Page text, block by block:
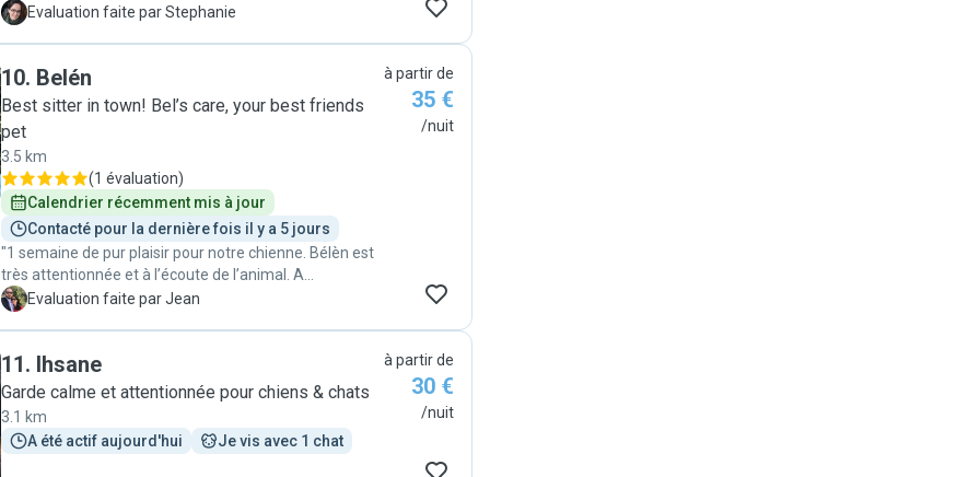
messages. Son apartment est grand et bel, avec
Nina la prochain fois que mon chat a besoin d'un
gardienne !"
S Evaluation faite par Stephanie
10. Belén
Best sitter in town! Bel’s care, your best friends
pet
3.5 km
(1 évaluation)
Calendrier récemment mis à jour
Contacté pour la dernière fois il y a 5 jours
"1 semaine de pur plaisir pour notre chienne. Bélèn est
très attentionnée et à l’écoute de l’animal. A
recommander à 1000% Encore Merci Bélèn "
J Evaluation faite par Jean
à partir de
35 €
/nuit
11. Ihsane
Garde calme et attentionnée pour chiens & chats
3.1 km
A été actif aujourd'hui
Je vis avec 1 chat
à partir de
30 €
/nuit